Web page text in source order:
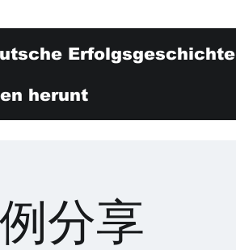
Erfolgsgeschichte
herunt
分享